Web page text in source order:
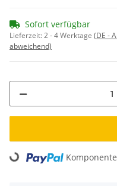
Sofort verfügbar
Lieferzeit:2 - 4 Werktage (DE -
abweichend)
Loading...